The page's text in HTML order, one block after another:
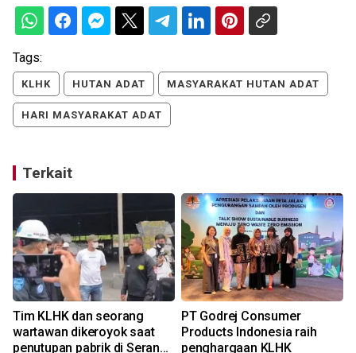
Tags:
KLHK HUTAN ADAT MASYARAKAT HUTAN ADAT
HARI MASYARAKAT ADAT
Terkait
Tim KLHK dan seorang
wartawan dikeroyok saat
penutupan pabrik di Serang-
PT Godrej Consumer
Products Indonesia raih
penghargaan KLHK